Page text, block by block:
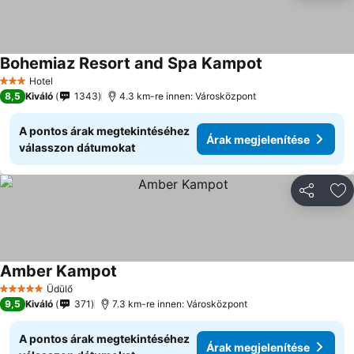
3 Kategória
Hotel
Bohemiaz Resort and Spa Kampot
8,5 Kiváló 1343 4.3 km-re innen: Városközpont
A pontos árak megtekintéséhez
válasszon dátumokat
Árak megjelenítése
5 KategóriaÜdülő
Amber Kampot
9,5 Kiváló 371 7.3 km-re innen: Városközpont
A pontos árak megtekintéséhez
Árak megjelenítése